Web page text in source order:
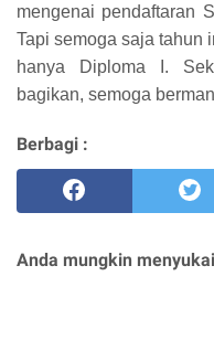
mengenai pendaftaran
Tapi semoga saja tahun
hanya Diploma I.
bagikan, semoga
Berbagi :
Anda mungkin